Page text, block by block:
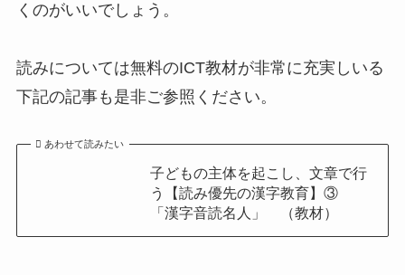
くのがいいでしょう。
読みについては無料のICT教材が非常に充実しいる
下記の記事も是非ご参照ください。
あわせて読みたい
子どもの主体を起こし、文章で行
う【読み優先の漢字教育】③
「漢字音読名人」 （教材）